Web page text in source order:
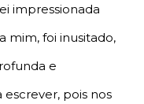
impressionada
mim, foi inusitado,
e
pois nos